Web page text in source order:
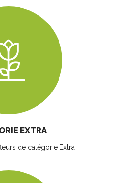
EXTRA
de catégorie Extra